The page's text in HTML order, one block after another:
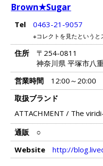
Brown★Sugar
Tel 0463-21-9057
※コレクトを見たというと
住所
〒254-0811
神奈川県 平塚市八
営業時間
12:00～20:00
取扱ブランド
ATTACHMENT / The
通販
○
Website
http://